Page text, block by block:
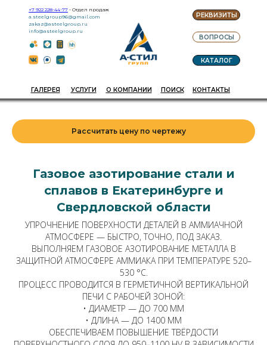
РЕКВИЗИТЫ
ВОПРОСЫ
ГАЛЕРЕЯ О КОМПАНИИ ПОИСК
+7 922 228-44-77 - Отдел продаж
a.steelgroup96@gmail.com
zakaz@asteelgroup.ru
info@asteelgroup.ru
КАТАЛОГ
УСЛУГИ КОНТАКТЫ
Рассчитать цену по чертежу
Газовое азотирование стали и
сплавов в Екатеринбурге и
Свердловской области
УПРОЧНЕНИЕ ПОВЕРХНОСТИ ДЕТАЛЕЙ В АММИАЧНОЙ
АТМОСФЕРЕ — БЫСТРО, ТОЧНО, ПОД ЗАКАЗ.
ВЫПОЛНЯЕМ ГАЗОВОЕ АЗОТИРОВАНИЕ МЕТАЛЛА В
ЗАЩИТНОЙ АТМОСФЕРЕ АММИАКА ПРИ ТЕМПЕРАТУРЕ 520–
530 °C.
ПРОЦЕСС ПРОВОДИТСЯ В ГЕРМЕТИЧНОЙ ВЕРТИКАЛЬНОЙ
ПЕЧИ С РАБОЧЕЙ ЗОНОЙ:
• ДИАМЕТР — ДО 700 ММ
• ДЛИНА — ДО 1400 ММ
ОБЕСПЕЧИВАЕМ ПОВЫШЕНИЕ ТВЁРДОСТИ